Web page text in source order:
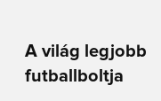
A világ legjobb
futballboltja